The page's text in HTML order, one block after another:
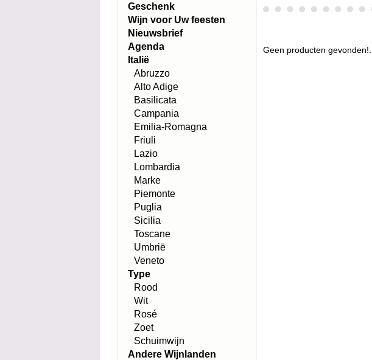
Geen producten gevonden!...
Geschenk
Wijn voor Uw feesten
Nieuwsbrief
Agenda
Italië
Abruzzo
Alto Adige
Basilicata
Campania
Emilia-Romagna
Friuli
Lazio
Lombardia
Marke
Piemonte
Puglia
Sicilia
Toscane
Umbrië
Veneto
Type
Rood
Wit
Rosé
Zoet
Schuimwijn
Andere Wijnlanden